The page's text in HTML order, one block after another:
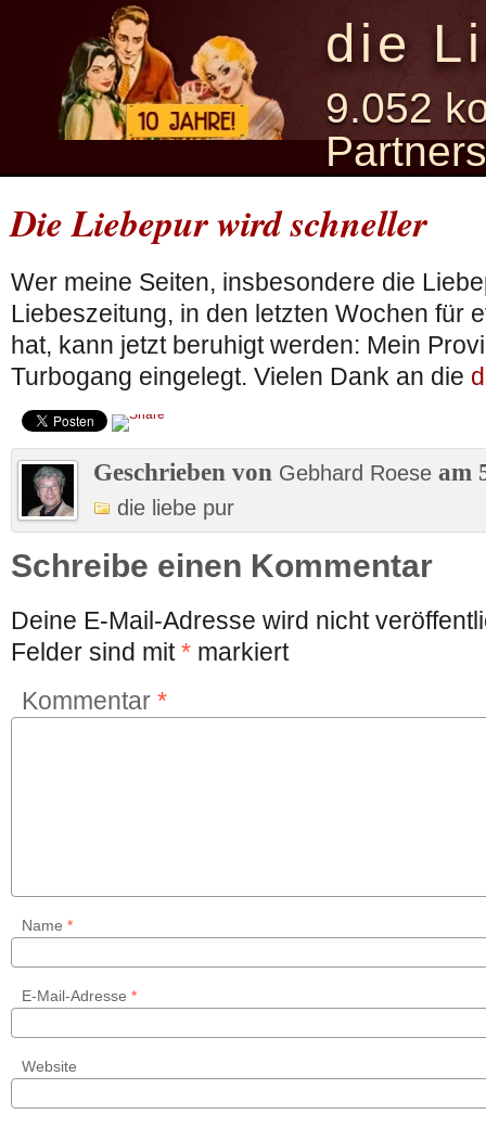
die
9.052
Die Liebepur wird schneller
Wer meine Seiten, insbesondere die
Liebeszeitung, in den letzten Wochen für
hat, kann jetzt beruhigt werden: Mein
Turbogang eingelegt. Vielen Dank an die
Geschrieben von Gebhard Roese am
die liebe pur
Schreibe einen Kommentar
Deine E-Mail-Adresse wird nicht
Felder sind mit* markiert
Kommentar *
Name *
E-Mail-Adresse *
Website